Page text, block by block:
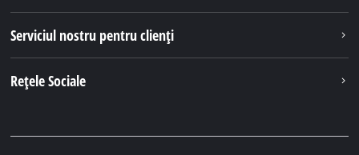
Serviciul nostru pentru clienți
Rețele Sociale